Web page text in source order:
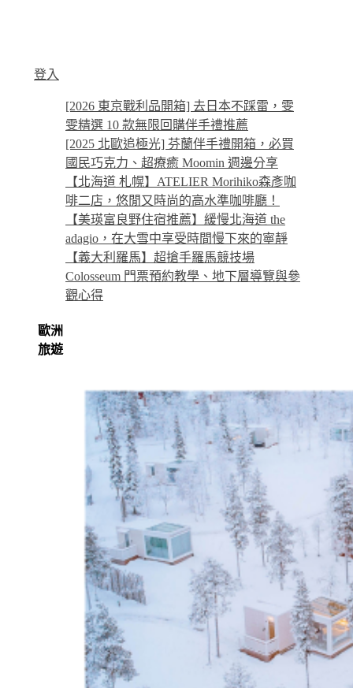
登入
[2026 東京戰利品開箱] 去日本不踩雷，雯
雯精選 10 款無限回購伴手禮推薦
[2025 北歐追極光] 芬蘭伴手禮開箱，必買
國民巧克力、超療癒 Moomin 週邊分享
【北海道 札幌】ATELIER Morihiko森彥咖
啡二店，悠閒又時尚的高水準咖啡廳！
【美瑛富良野住宿推薦】緩慢北海道 the
adagio，在大雪中享受時間慢下來的寧靜
【義大利羅馬】超搶手羅馬競技場
Colosseum 門票預約教學、地下層導覽與參
觀心得
歐洲
旅遊